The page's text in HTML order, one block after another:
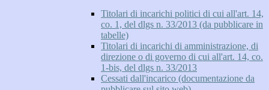
Titolari di incarichi politici di cui all'art. 14,
co. 1, del dlgs n. 33/2013 (da pubblicare in
tabelle)
Titolari di incarichi di amministrazione, di
direzione o di governo di cui all'art. 14, co.
1-bis, del dlgs n. 33/2013
Cessati dall'incarico (documentazione da